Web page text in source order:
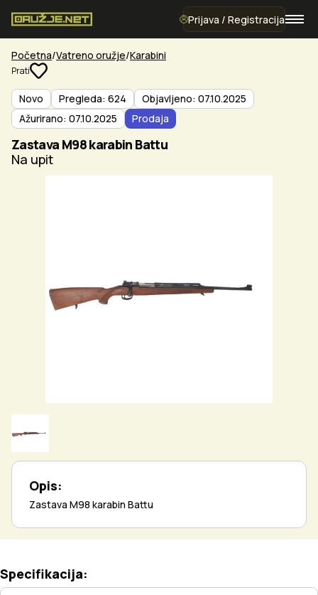
Prijava / Registracija
Početna Vatreno oružje Karabini
Prati
Novo Pregleda: 624
Objavljeno: 07.10.2025
Ažurirano: 07.10.2025
Prodaja
Zastava M98 karabin Battu
Na upit
Opis:
Zastava M98 karabin Battu
Specifikacija: